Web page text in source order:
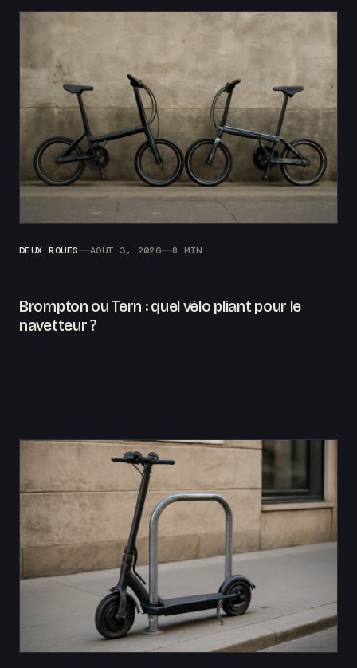
DEUX ROUES AOÛT 3, 2026 8 MIN
Brompton ou Tern : quel vélo pliant pour le
navetteur ?